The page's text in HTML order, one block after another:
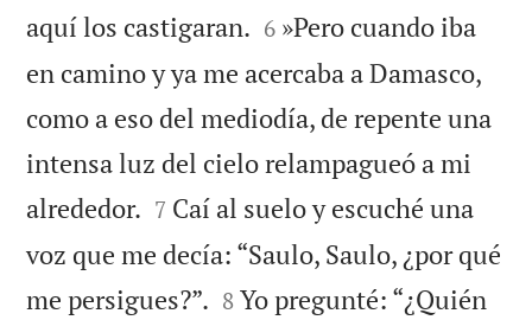
aquí los castigaran. 

6 »Pero cuando iba
en camino y ya me acercaba a Damasco,
como a eso del mediodía, de repente una
intensa luz del cielo relampagueó a mi
alrededor. 

7 Caí al suelo y escuché una
voz que me decía: “Saulo, Saulo, ¿por qué
me persigues?”. 

8 Yo pregunté: “¿Quién